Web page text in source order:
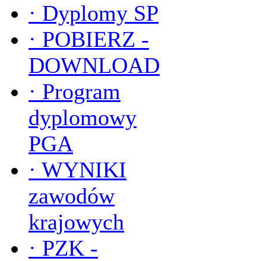
· Dyplomy SP
· POBIERZ -
DOWNLOAD
· Program
dyplomowy
PGA
· WYNIKI
zawodów
krajowych
· PZK -